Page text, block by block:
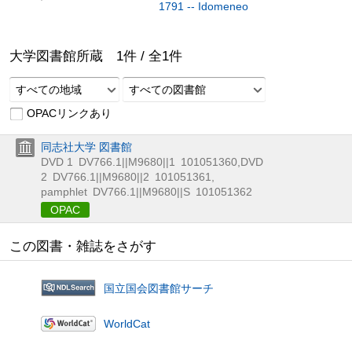
1791 -- Idomeneo
大学図書館所蔵 1件 / 全1件
すべての地域
すべての図書館
OPACリンクあり
同志社大学 図書館
DVD 1
DV766.1||M9680||1 101051360 DVD
2 DV766.1||M9680||2 101051361
pamphlet DV766.1||M9680||S 101051362
OPAC
この図書・雑誌をさがす
国立国会図書館サーチ
WorldCat